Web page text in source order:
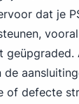
dat je
of defecte